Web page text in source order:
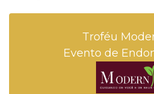
Troféu
Evento de